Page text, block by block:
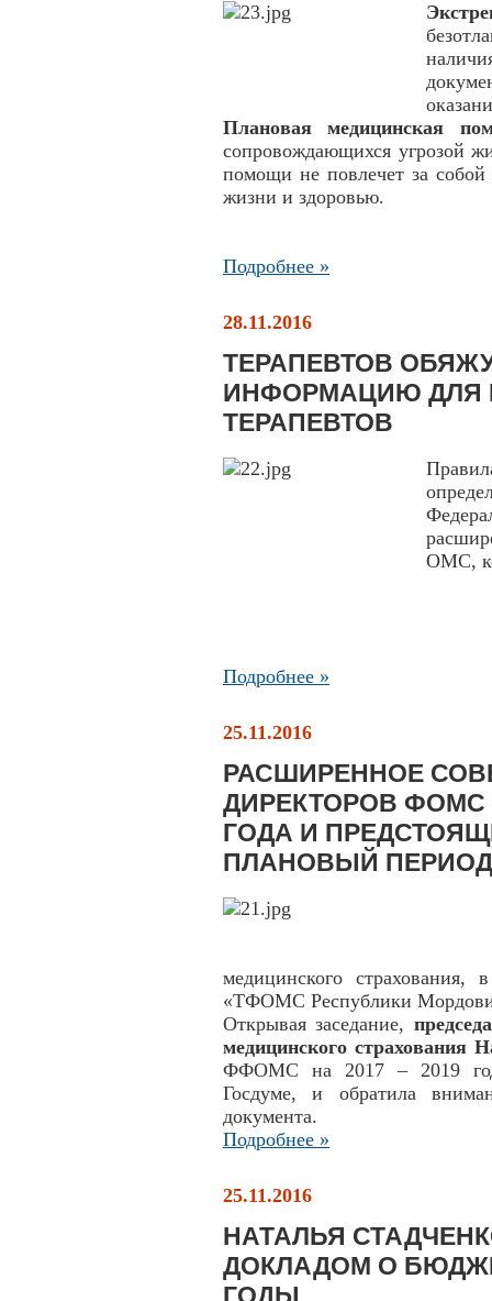
Плановая медицинская
сопровождающихся угрозой
помощи не повлечет за собой
жизни и здоровью.
Подробнее »
28.11.2016
ТЕРАПЕВТОВ
ИНФОРМАЦИЮ ДЛЯ
ТЕРАПЕВТОВ
ОМС,
Подробнее »
25.11.2016
РАСШИРЕННОЕ
ДИРЕКТОРОВ ФОМС
ГОДА И
ПЛАНОВЫЙ ПЕРИОД
медицинского
«ТФОМС Республики
Открывая заседание,
медицинского страхования
ФФОМС на 2017 – 2019
Госдуме, и обратила
документа.
Подробнее »
25.11.2016
НАТАЛЬЯ
ДОКЛАДОМ О